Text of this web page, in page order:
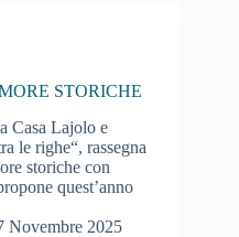
STORICHE
Casa Lajolo e
le righe“, rassegna
storiche con
quest’anno
Novembre 2025